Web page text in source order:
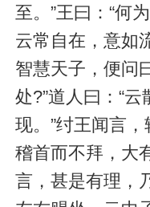
至。”王曰：“何
云常自在，意如
智慧天子，便问
处?”道人曰：“
现。”纣王闻言
稽首而不拜，大
言，甚是有理，